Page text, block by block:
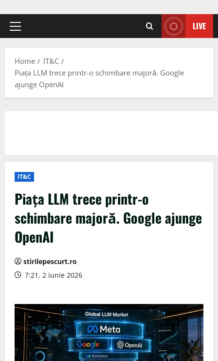
Primary
LIVE
Home
IT&C
Piața LLM trece printr-o schimbare majoră. Google
ajunge OpenAI
IT&C
Piața LLM trece printr-o
schimbare majoră. Google ajunge
OpenAI
stirilepescurt.ro
7:21, 2 iunie 2026